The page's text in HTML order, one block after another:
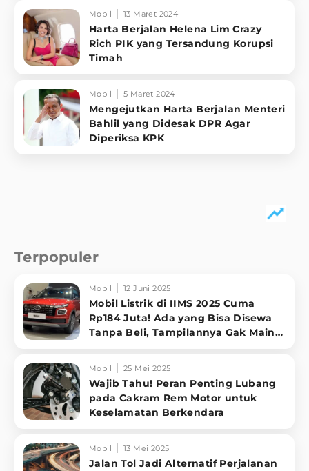
Mobil 13 Maret 2024
Harta Berjalan Helena Lim Crazy
Rich PIK yang Tersandung Korupsi
Timah
Mobil 5 Maret 2024
Mengejutkan Harta Berjalan Menteri
Bahlil yang Didesak DPR Agar
Diperiksa KPK
Terpopuler
Mobil 12 Juni 2025
Mobil Listrik di IIMS 2025 Cuma
Rp184 Juta! Ada yang Bisa Disewa
Tanpa Beli, Tampilannya Gak Main-
Mobil 25 Mei 2025
Wajib Tahu! Peran Penting Lubang
pada Cakram Rem Motor untuk
Keselamatan Berkendara
Mobil 13 Mei 2025
Jalan Tol Jadi Alternatif Perjalanan